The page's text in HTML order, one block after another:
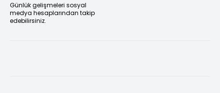
Günlük gelişmeleri sosyal
medya hesaplarından takip
edebilirsiniz.